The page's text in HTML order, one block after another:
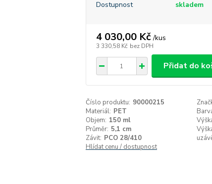
Dostupnost skladem
4 030,00 Kč /kus
3 330,58 Kč bez DPH
Přidat do
Číslo produktu: 90000215
Materiál: PET
Objem: 150 ml
Průměr: 5,1 cm
Závit: PCO 28/410
Hlídat cenu / dostupnost